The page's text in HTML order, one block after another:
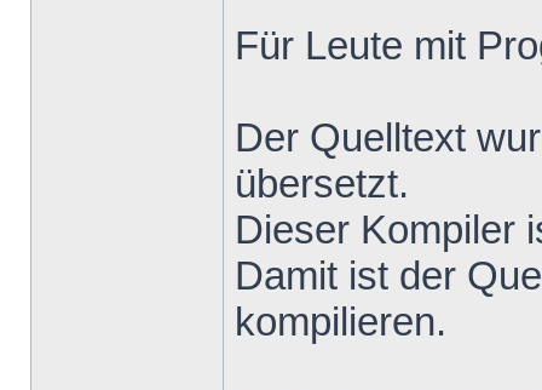
Für Leute mit
Der Quelltext
übersetzt.
Dieser Kompiler
Damit ist der
kompilieren.